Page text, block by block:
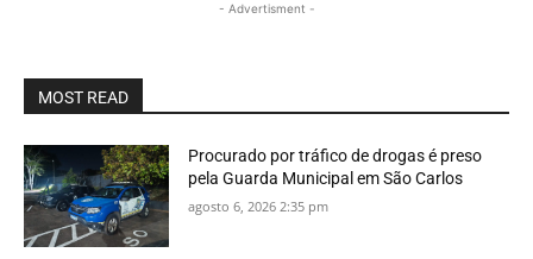
- Advertisment -
MOST READ
Procurado por tráfico de drogas é preso
pela Guarda Municipal em São Carlos
agosto 6, 2026 2:35 pm